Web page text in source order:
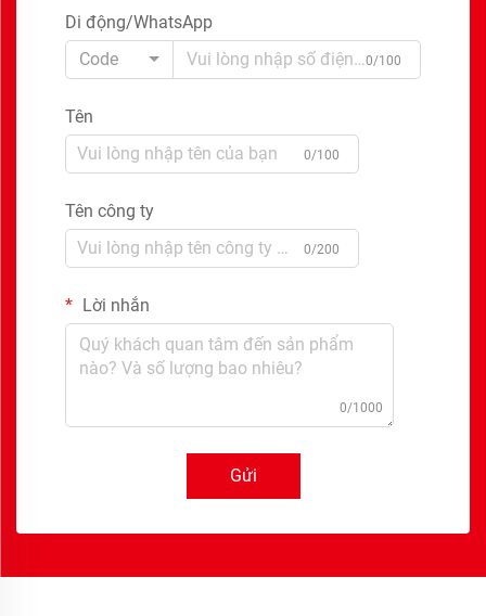
Di động/WhatsApp
Code
0/100
Tên
0/100
Tên công ty
0/200
Lời nhắn
0/1000
Gửi